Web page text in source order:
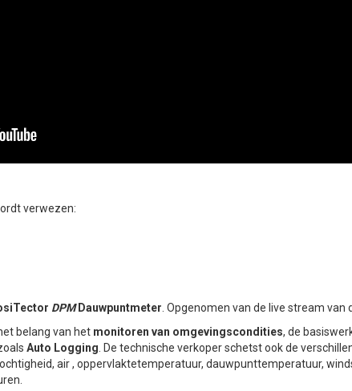
verwezen:
DPMDauwpuntmeter. Opgenomen van de live stream van
belang van het monitoren van omgevingscondities, de
Auto Logging. De technische verkoper schetst ook de
air , oppervlaktetemperatuur, dauwpunttemperatuur,